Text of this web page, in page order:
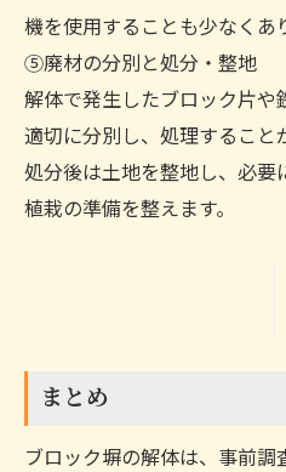
機を使用することも少なくあ
⑤廃材の分別と処分・整地
解体で発生したブロック片や
適切に分別し、処理すること
処分後は土地を整地し、必要
植栽の準備を整えます。
まとめ
ブロック塀の解体は、事前